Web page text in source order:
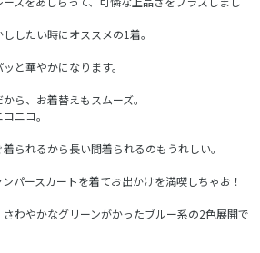
したい時にオススメの1着。
と華やかになります。
ら、お着替えもスムーズ。
ニコ。
られるから長い間着られるのもうれしい。
パースカートを着てお出かけを満喫しちゃお！
わやかなグリーンがかったブルー系の2色展開で